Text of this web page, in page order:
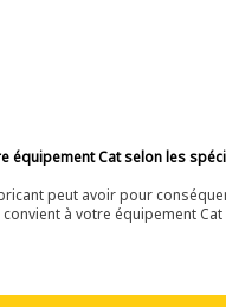
équipement Cat selon les
peut avoir pour
à votre équipement